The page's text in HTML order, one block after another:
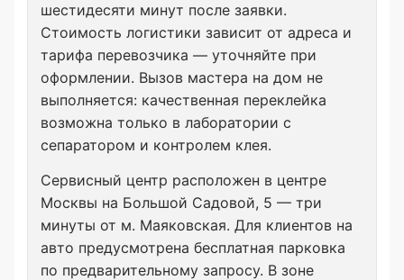
шестидесяти минут после заявки.
Стоимость логистики зависит от адреса и
тарифа перевозчика — уточняйте при
оформлении. Вызов мастера на дом не
выполняется: качественная переклейка
возможна только в лаборатории с
сепаратором и контролем клея.
Сервисный центр расположен в центре
Москвы на Большой Садовой, 5 — три
минуты от м. Маяковская. Для клиентов на
авто предусмотрена бесплатная парковка
по предварительному запросу. В зоне